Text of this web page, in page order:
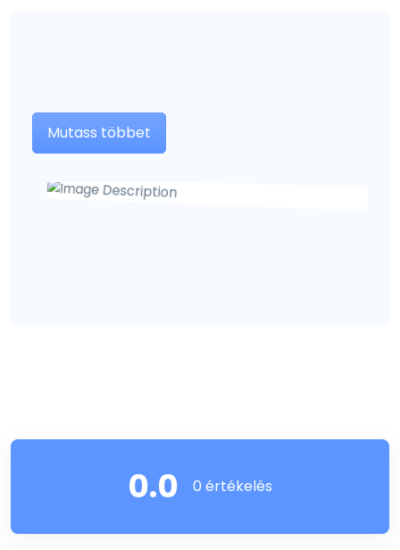
Mutass többet
0.0 0 értékelés